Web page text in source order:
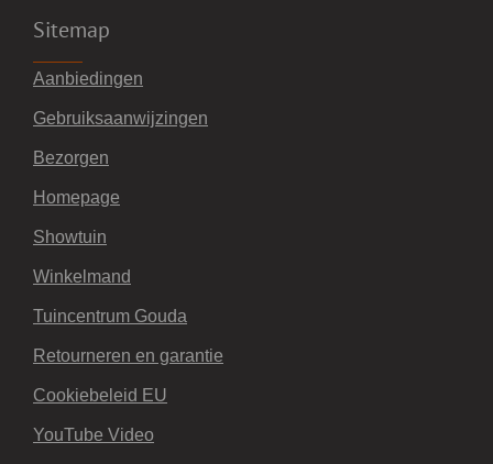
Sitemap
Aanbiedingen
Gebruiksaanwijzingen
Bezorgen
Homepage
Showtuin
Winkelmand
Tuincentrum Gouda
Retourneren en garantie
Cookiebeleid EU
YouTube Video